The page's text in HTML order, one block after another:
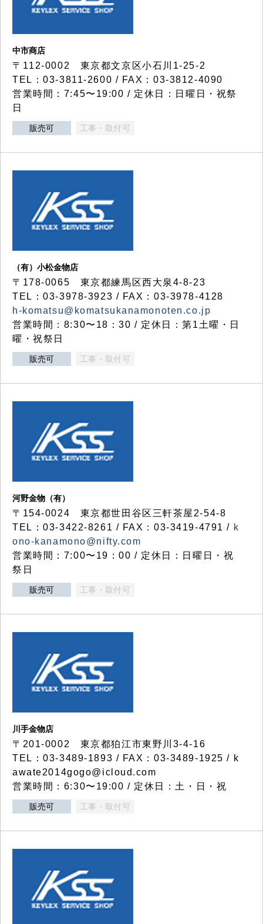
中市商店
〒112-0002 東京都文京区小石川1-25-2
TEL：03-3811-2600 / FAX：03-3812-4090
営業時間：7:45〜19:00 / 定休日：日曜日・祝祭
日
販売可 工事・取付可
（有）小松金物店
〒178-0065 東京都練馬区西大泉4-8-23
TEL：03-3978-3923 / FAX：03-3978-4128
h-komatsu@komatsukanamonoten.co.jp
営業時間：8:30〜18：30 / 定休日：第1土曜・日
曜・祝祭日
販売可 工事・取付可
河野金物（有）
〒154-0024 東京都世田谷区三軒茶屋2-54-8
TEL：03-3422-8261 / FAX：03-3419-4791 / k
ono-kanamono@nifty.com
営業時間：7:00〜19：00 / 定休日：日曜日・祝
祭日
販売可 工事・取付可
川手金物店
〒201-0002 東京都狛江市東野川3-4-16
TEL：03-3489-1893 / FAX：03-3489-1925 / k
awate2014gogo@icloud.com
営業時間：6:30〜19:00 / 定休日：土・日・祝
販売可 工事・取付可